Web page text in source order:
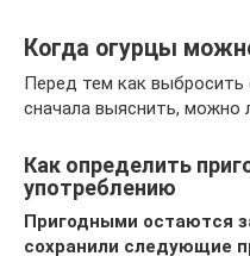
Когда огурцы
Перед тем как выбросить
сначала выяснить, можно
Как определить
употреблению
Пригодными остаются
сохранили следующие